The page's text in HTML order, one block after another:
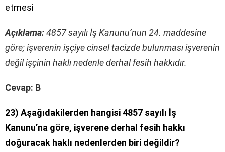
etmesi
Açıklama:4857 sayılı İş Kanunu’nun 24. maddesine
göre; işverenin işçiye cinsel tacizde bulunması işverenin
değil işçinin haklı nedenle derhal fesih hakkıdır.
Cevap: B
23) Aşağıdakilerden hangisi 4857 sayılı İş
Kanunu’na göre, işverene derhal fesih hakkı
doğuracak haklı nedenlerden biri değildir?